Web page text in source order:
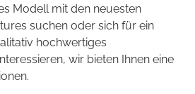
Modell mit den neuesten
suchen oder sich für ein
hochwertiges
wir bieten Ihnen eine